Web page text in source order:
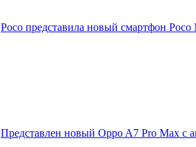
Poco представила новый смартфон
Представлен новый Oppo A7 Pro Max с